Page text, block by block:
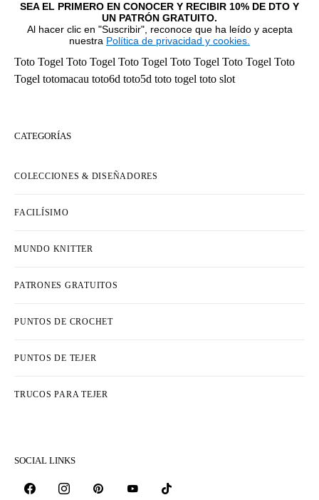
SEA EL PRIMERO EN CONOCER Y RECIBIR 10% DE DTO Y
UN PATRÓN GRATUITO.
Al hacer clic en "Suscribir", reconoce que ha leído y acepta
nuestra Política de privacidad y cookies.
Toto Togel Toto Togel Toto Togel Toto Togel Toto Togel Toto
Togel totomacau toto6d toto5d toto togel toto slot
CATEGORÍAS
COLECCIONES & DISEÑADORES
FACILÍSIMO
MUNDO KNITTER
PATRONES GRATUITOS
PUNTOS DE CROCHET
PUNTOS DE TEJER
TRUCOS PARA TEJER
SOCIAL LINKS